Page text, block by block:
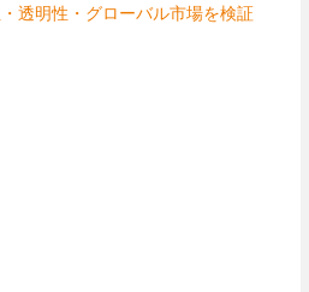
透明性・グローバル市場を検証